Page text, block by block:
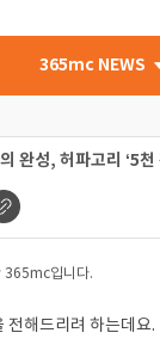
365mc NEWS
완성, 허파고리 ‘5천
365mc입니다.
전해드리려 하는데요.